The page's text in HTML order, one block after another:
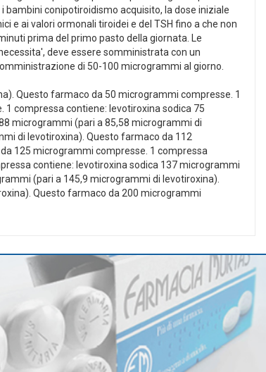
bambini conipotiroidismo acquisito, la dose iniziale
e ai valori ormonali tiroidei e del TSH fino a che non
prima del primo pasto della giornata. Le
deve essere somministrata con un
di 50-100 microgrammi al giorno.
Questo farmaco da 50 microgrammi compresse. 1
compressa contiene: levotiroxina sodica 75
microgrammi (pari a 85,58 microgrammi di
di levotiroxina). Questo farmaco da 112
125 microgrammi compresse. 1 compressa
contiene: levotiroxina sodica 137 microgrammi
(pari a 145,9 microgrammi di levotiroxina).
Questo farmaco da 200 microgrammi